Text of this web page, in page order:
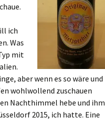
ich
Was
mit
aber wenn es so wäre und
wohlwollend zuschauen
Nachthimmel hebe und ihm
2015, ich hatte. Eine